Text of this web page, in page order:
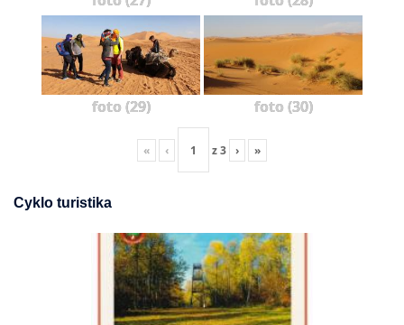
foto (29) foto (30)
« ‹ z3 › »
Cyklo turistika